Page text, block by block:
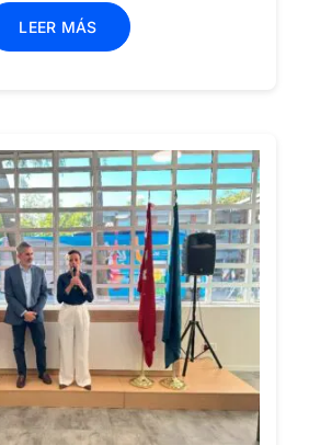
LEER MÁS